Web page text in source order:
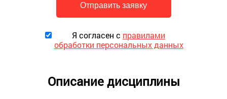
Я согласен с правилами
обработки персональных данных
Описание дисциплины